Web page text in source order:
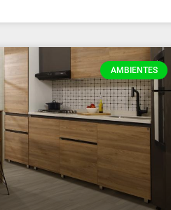
AMBIENTES